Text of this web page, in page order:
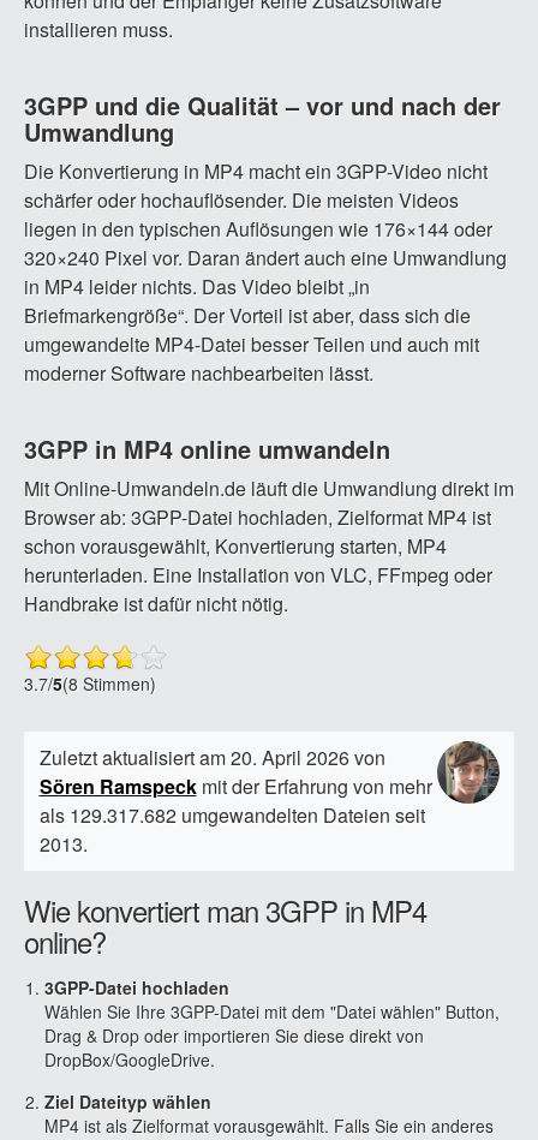
installieren muss.
3GPP und die Qualität – vor und nach der
Umwandlung
Die Konvertierung in MP4 macht ein 3GPP-Video nicht
schärfer oder hochauflösender. Die meisten Videos
liegen in den typischen Auflösungen wie 176×144 oder
320×240 Pixel vor. Daran ändert auch eine Umwandlung
in MP4 leider nichts. Das Video bleibt „in
Briefmarkengröße“. Der Vorteil ist aber, dass sich die
umgewandelte MP4-Datei besser Teilen und auch mit
moderner Software nachbearbeiten lässt.
3GPP in MP4 online umwandeln
Mit Online-Umwandeln.de läuft die Umwandlung direkt im
Browser ab: 3GPP-Datei hochladen, Zielformat MP4 ist
schon vorausgewählt, Konvertierung starten, MP4
herunterladen. Eine Installation von VLC, FFmpeg oder
Handbrake ist dafür nicht nötig.
3.7/5(8 Stimmen)
Zuletzt aktualisiert am 20. April 2026 von
Sören Ramspeckmit der Erfahrung von mehr
als 129.317.682 umgewandelten Dateien seit
2013.
Wie konvertiert man 3GPP in MP4
online?
3GPP-Datei hochladen
Wählen Sie Ihre 3GPP-Datei mit dem "Datei wählen" Button,
Drag & Drop oder importieren Sie diese direkt von
DropBox/GoogleDrive.
Ziel Dateityp wählen
MP4 ist als Zielformat vorausgewählt. Falls Sie ein anderes